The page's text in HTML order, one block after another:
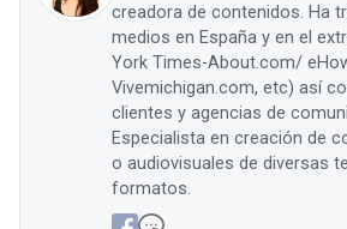
creadora de contenidos. Ha
medios en España y en el
York Times-About.com/
Vivemichigan.com, etc) así
clientes y agencias de
Especialista en creación de
o audiovisuales de diversas
formatos.